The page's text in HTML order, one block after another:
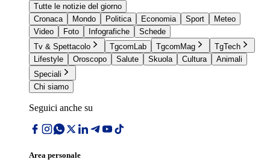
Tutte le notizie del giorno
Cronaca
Mondo Politica Economia Sport
Meteo
Video
Foto Infografiche
Schede
Tv & Spettacolo
TgcomLab TgcomMag
TgTech
Lifestyle
Oroscopo Salute Skuola Cultura
Animali
Speciali
Chi siamo
Seguici anche su
Area personale